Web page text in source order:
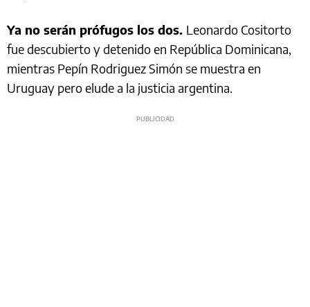
Ya no serán prófugos los dos. Leonardo Cositorto
fue descubierto y detenido en República Dominicana,
mientras Pepín Rodriguez Simón se muestra en
Uruguay pero elude a la justicia argentina.